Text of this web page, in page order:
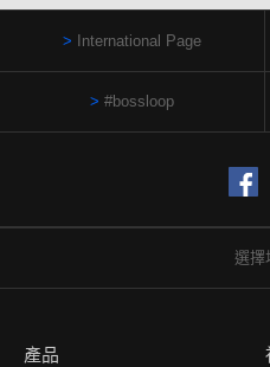
International Page
#bossloop
選擇
產品